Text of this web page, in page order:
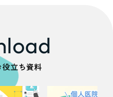
役立ち資料